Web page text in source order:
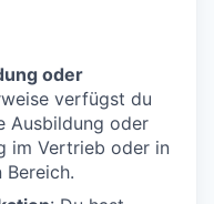
oder
verfügst du
Ausbildung oder
im Vertrieb oder in